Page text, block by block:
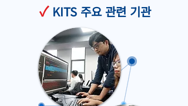
✓ KITS 주요 관련 기관